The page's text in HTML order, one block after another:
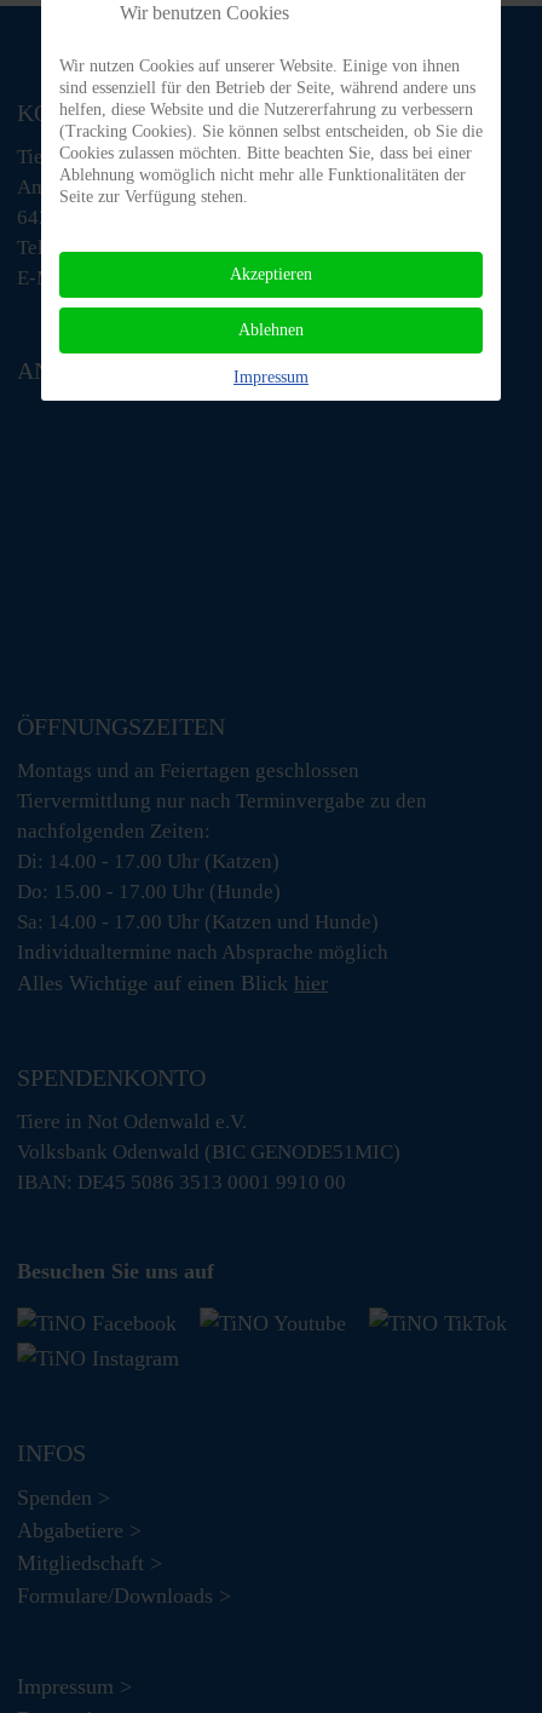
KONTAKT
Tiere in Not Odenwald e.V.
Am Morsberg 1
64385 Reichelsheim
Telefon: 06063 / 939 848
E-Mail: tino@tiere-in-not-odenwald.de
ANFAHRT
ÖFFNUNGSZEITEN
Montags und an Feiertagen geschlossen
Tiervermittlung nur nach Terminvergabe zu den
nachfolgenden Zeiten:
Di: 14.00 - 17.00 Uhr (Katzen)
Do: 15.00 - 17.00 Uhr (Hunde)
Sa: 14.00 - 17.00 Uhr (Katzen und Hunde)
Individualtermine nach Absprache möglich
Alles Wichtige auf einen Blick hier
SPENDENKONTO
Tiere in Not Odenwald e.V.
Volksbank Odenwald (BIC GENODE51MIC)
IBAN: DE45 5086 3513 0001 9910 00
Besuchen Sie uns auf
INFOS
Spenden >
Abgabetiere >
Mitgliedschaft >
Formulare/Downloads >
Impressum >
Wir benutzen Cookies
Wir nutzen Cookies auf unserer Website. Einige von ihnen
sind essenziell für den Betrieb der Seite, während andere uns
helfen, diese Website und die Nutzererfahrung zu verbessern
(Tracking Cookies). Sie können selbst entscheiden, ob Sie die
Cookies zulassen möchten. Bitte beachten Sie, dass bei einer
Ablehnung womöglich nicht mehr alle Funktionalitäten der
Seite zur Verfügung stehen.
Akzeptieren
Ablehnen
Impressum